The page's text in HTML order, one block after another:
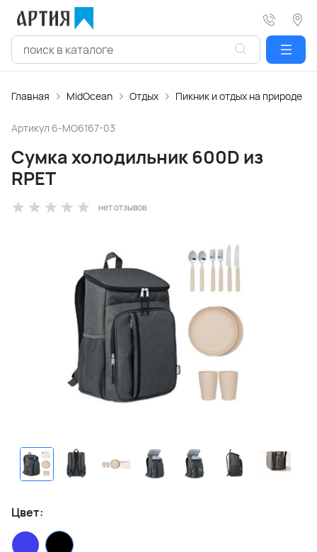
Главная MidOcean Отдых Пикник и отдых на природе
Артикул 6-MO6167-03
Сумка холодильник 600D из
RPET
нет отзывов
Цвет: